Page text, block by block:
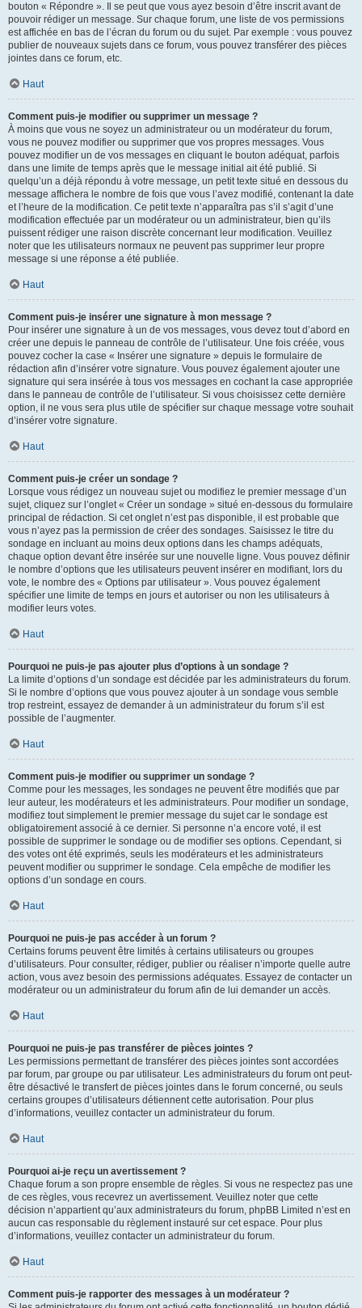
bouton « Répondre ». Il se peut que vous ayez besoin d’être inscrit avant de
pouvoir rédiger un message. Sur chaque forum, une liste de vos permissions
est affichée en bas de l’écran du forum ou du sujet. Par exemple : vous pouvez
publier de nouveaux sujets dans ce forum, vous pouvez transférer des pièces
jointes dans ce forum, etc.
Haut
Comment puis-je modifier ou supprimer un message ?
À moins que vous ne soyez un administrateur ou un modérateur du forum,
vous ne pouvez modifier ou supprimer que vos propres messages. Vous
pouvez modifier un de vos messages en cliquant le bouton adéquat, parfois
dans une limite de temps après que le message initial ait été publié. Si
quelqu’un a déjà répondu à votre message, un petit texte situé en dessous du
message affichera le nombre de fois que vous l’avez modifié, contenant la date
et l’heure de la modification. Ce petit texte n’apparaîtra pas s’il s’agit d’une
modification effectuée par un modérateur ou un administrateur, bien qu’ils
puissent rédiger une raison discrète concernant leur modification. Veuillez
noter que les utilisateurs normaux ne peuvent pas supprimer leur propre
message si une réponse a été publiée.
Haut
Comment puis-je insérer une signature à mon message ?
Pour insérer une signature à un de vos messages, vous devez tout d’abord en
créer une depuis le panneau de contrôle de l’utilisateur. Une fois créée, vous
pouvez cocher la case « Insérer une signature » depuis le formulaire de
rédaction afin d’insérer votre signature. Vous pouvez également ajouter une
signature qui sera insérée à tous vos messages en cochant la case appropriée
dans le panneau de contrôle de l’utilisateur. Si vous choisissez cette dernière
option, il ne vous sera plus utile de spécifier sur chaque message votre souhait
d’insérer votre signature.
Haut
Comment puis-je créer un sondage ?
Lorsque vous rédigez un nouveau sujet ou modifiez le premier message d’un
sujet, cliquez sur l’onglet « Créer un sondage » situé en-dessous du formulaire
principal de rédaction. Si cet onglet n’est pas disponible, il est probable que
vous n’ayez pas la permission de créer des sondages. Saisissez le titre du
sondage en incluant au moins deux options dans les champs adéquats,
chaque option devant être insérée sur une nouvelle ligne. Vous pouvez définir
le nombre d’options que les utilisateurs peuvent insérer en modifiant, lors du
vote, le nombre des « Options par utilisateur ». Vous pouvez également
spécifier une limite de temps en jours et autoriser ou non les utilisateurs à
modifier leurs votes.
Haut
Pourquoi ne puis-je pas ajouter plus d’options à un sondage ?
La limite d’options d’un sondage est décidée par les administrateurs du forum.
Si le nombre d’options que vous pouvez ajouter à un sondage vous semble
trop restreint, essayez de demander à un administrateur du forum s’il est
possible de l’augmenter.
Haut
Comment puis-je modifier ou supprimer un sondage ?
Comme pour les messages, les sondages ne peuvent être modifiés que par
leur auteur, les modérateurs et les administrateurs. Pour modifier un sondage,
modifiez tout simplement le premier message du sujet car le sondage est
obligatoirement associé à ce dernier. Si personne n’a encore voté, il est
possible de supprimer le sondage ou de modifier ses options. Cependant, si
des votes ont été exprimés, seuls les modérateurs et les administrateurs
peuvent modifier ou supprimer le sondage. Cela empêche de modifier les
options d’un sondage en cours.
Haut
Pourquoi ne puis-je pas accéder à un forum ?
Certains forums peuvent être limités à certains utilisateurs ou groupes
d’utilisateurs. Pour consulter, rédiger, publier ou réaliser n’importe quelle autre
action, vous avez besoin des permissions adéquates. Essayez de contacter un
modérateur ou un administrateur du forum afin de lui demander un accès.
Haut
Pourquoi ne puis-je pas transférer de pièces jointes ?
Les permissions permettant de transférer des pièces jointes sont accordées
par forum, par groupe ou par utilisateur. Les administrateurs du forum ont peut-
être désactivé le transfert de pièces jointes dans le forum concerné, ou seuls
certains groupes d’utilisateurs détiennent cette autorisation. Pour plus
d’informations, veuillez contacter un administrateur du forum.
Haut
Pourquoi ai-je reçu un avertissement ?
Chaque forum a son propre ensemble de règles. Si vous ne respectez pas une
de ces règles, vous recevrez un avertissement. Veuillez noter que cette
décision n’appartient qu’aux administrateurs du forum, phpBB Limited n’est en
aucun cas responsable du règlement instauré sur cet espace. Pour plus
d’informations, veuillez contacter un administrateur du forum.
Haut
Comment puis-je rapporter des messages à un modérateur ?